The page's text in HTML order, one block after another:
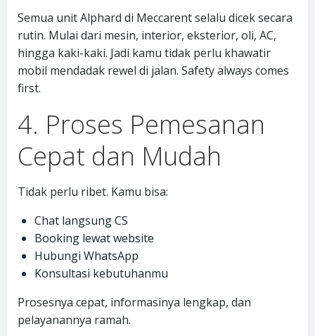
Semua unit Alphard di Meccarent selalu dicek secara
rutin. Mulai dari mesin, interior, eksterior, oli, AC,
hingga kaki-kaki. Jadi kamu tidak perlu khawatir
mobil mendadak rewel di jalan. Safety always comes
first.
4. Proses Pemesanan
Cepat dan Mudah
Tidak perlu ribet. Kamu bisa:
Chat langsung CS
Booking lewat website
Hubungi WhatsApp
Konsultasi kebutuhanmu
Prosesnya cepat, informasinya lengkap, dan
pelayanannya ramah.